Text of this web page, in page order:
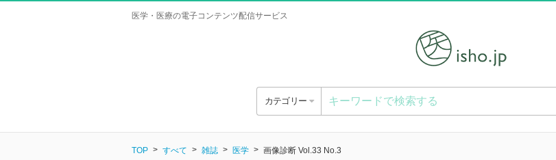
医学・医療の電子コンテンツ配信サービス
カテゴリー
TOP すべて 雑誌 医学 画像診断 Vol.33 No.3